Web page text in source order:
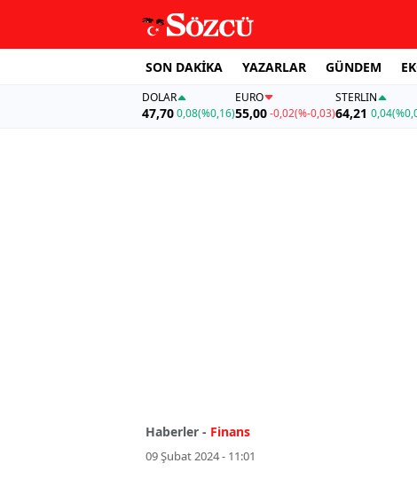
SON DAKİKA YAZARLAR GÜNDEM
DOLAR
47,700,08(%0,16)
EURO
55,00 -0,02(%-0,03)
STERLIN
64,21 0,04
Haberler - Finans
09 Şubat 2024 - 11:01